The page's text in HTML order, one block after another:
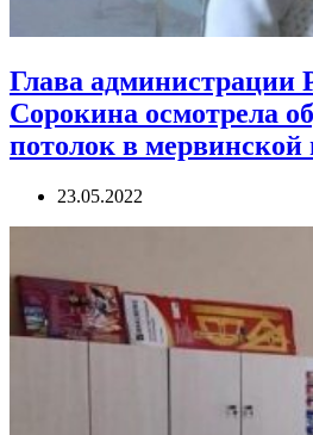
Глава администрации
Сорокина осмотрела
потолок в
23.05.2022